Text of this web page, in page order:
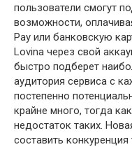
пользователи смогут
возможности,
Pay или банковскую
Lovina через свой
быстро подберет
аудитория сервиса с
постепенно
крайне много, тогда
недостаток таких.
составить